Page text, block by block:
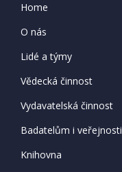
Home
O nás
Lidé a týmy
Vědecká činnost
Vydavatelská činnost
Badatelům i veřejnosti
Knihovna